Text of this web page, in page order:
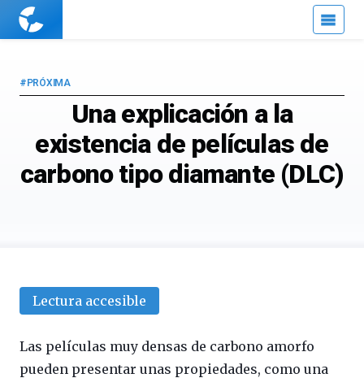
Cuaderno
Una explicación a la
existencia de películas de
carbono tipo diamante (DLC)
#PRÓXIMA
Lectura accesible
Las películas muy densas de carbono amorfo
pueden presentar unas propiedades, como una